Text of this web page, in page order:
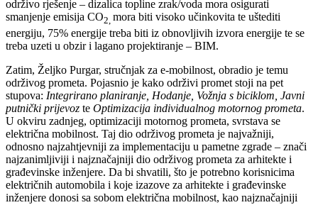
održivo rješenje – dizalica topline zrak/voda mora osigurati
smanjenje emisija CO2, mora biti visoko učinkovita te uštediti
energiju, 75% energije treba biti iz obnovljivih izvora energije te se
treba uzeti u obzir i lagano projektiranje – BIM.
Zatim, Željko Purgar, stručnjak za e-mobilnost, obradio je temu
održivog prometa. Pojasnio je kako održivi promet stoji na pet
stupova: Integrirano planiranje, Hodanje, Vožnja s biciklom, Javni
putnički prijevoz te Optimizacija individualnog motornog prometa.
U okviru zadnjeg, optimizaciji motornog prometa, svrstava se
električna mobilnost. Taj dio održivog prometa je najvažniji,
odnosno najzahtjevniji za implementaciju u pametne zgrade – znači
najzanimljiviji i najznačajniji dio održivog prometa za arhitekte i
građevinske inženjere. Da bi shvatili, što je potrebno korisnicima
električnih automobila i koje izazove za arhitekte i građevinske
inženjere donosi sa sobom električna mobilnost, kao najznačajniji